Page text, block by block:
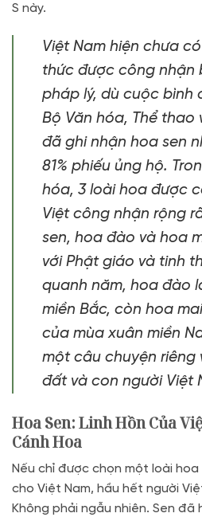
S này.
Việt Nam hiện chưa
thức được công nhận
pháp lý, dù cuộc bình
Bộ Văn hóa, Thể thao
đã ghi nhận hoa sen
81% phiếu ủng hộ.
hóa, 3 loài hoa được
Việt công nhận rộng
sen, hoa đào và hoa
với Phật giáo và tinh
quanh năm, hoa đào
miền Bắc, còn hoa
của mùa xuân miền
một câu chuyện riêng
đất và con người Việt
Hoa Sen: Linh Hồn Của
Cánh Hoa
Nếu chỉ được chọn một loài
cho Việt Nam, hầu hết người
Không phải ngẫu nhiên. Sen